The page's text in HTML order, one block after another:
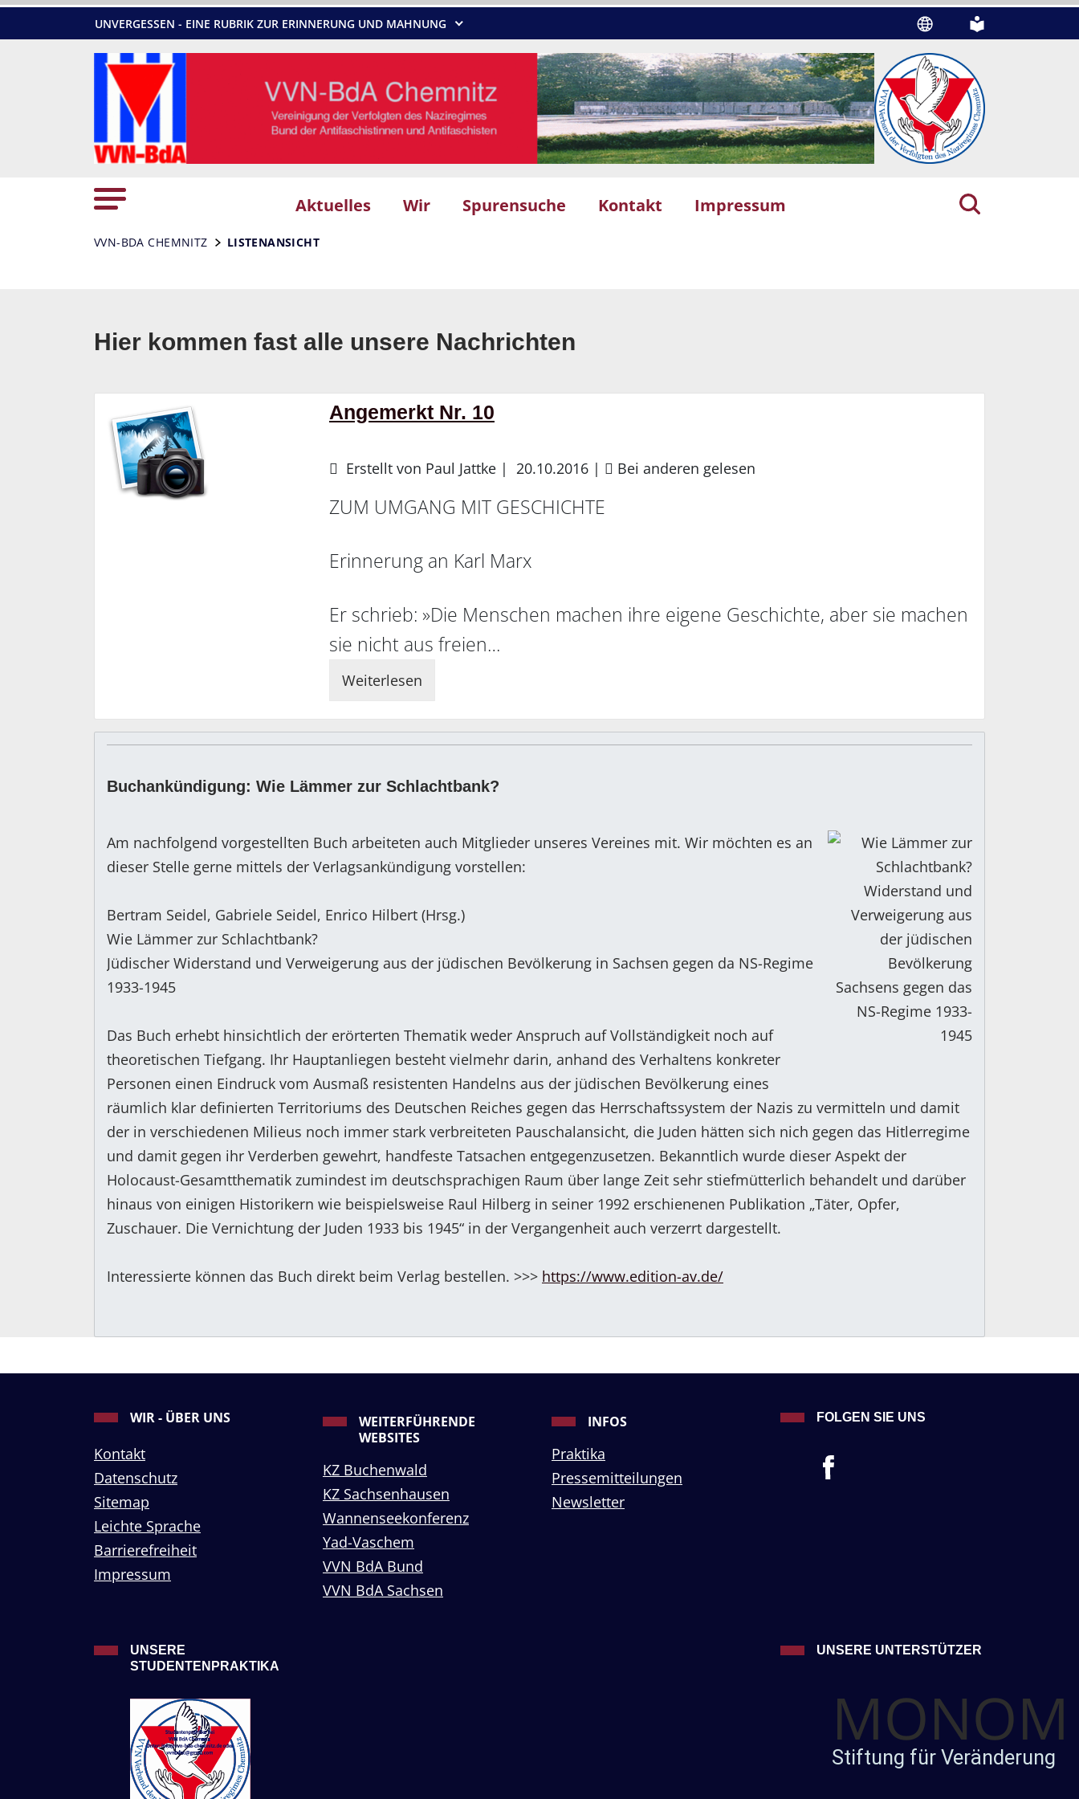
UNVERGESSEN - EINE RUBRIK ZUR ERINNERUNG UND MAHNUNG
Aktuelles Wir Spurensuche Kontakt Impressum
VVN-BDA CHEMNITZ LISTENANSICHT
Hier kommen fast alle unsere Nachrichten
Angemerkt Nr. 10
Erstellt von Paul Jattke | 20.10.2016 | Bei anderen gelesen
ZUM UMGANG MIT GESCHICHTE
Erinnerung an Karl Marx
Er schrieb: »Die Menschen machen ihre eigene Geschichte, aber sie machen
sie nicht aus freien…
Weiterlesen
Buchankündigung: Wie Lämmer zur Schlachtbank?
Am nachfolgend vorgestellten Buch arbeiteten auch Mitglieder unseres Vereines mit. Wir möchten es an
dieser Stelle gerne mittels der Verlagsankündigung vorstellen:
Bertram Seidel, Gabriele Seidel, Enrico Hilbert (Hrsg.)
Wie Lämmer zur Schlachtbank?
Jüdischer Widerstand und Verweigerung aus der jüdischen Bevölkerung in Sachsen gegen da NS-Regime
1933-1945
Das Buch erhebt hinsichtlich der erörterten Thematik weder Anspruch auf Vollständigkeit noch auf
theoretischen Tiefgang. Ihr Hauptanliegen besteht vielmehr darin, anhand des Verhaltens konkreter
Personen einen Eindruck vom Ausmaß resistenten Handelns aus der jüdischen Bevölkerung eines
räumlich klar definierten Territoriums des Deutschen Reiches gegen das Herrschaftssystem der Nazis zu vermitteln und damit
der in verschiedenen Milieus noch immer stark verbreiteten Pauschalansicht, die Juden hätten sich nich gegen das Hitlerregime
und damit gegen ihr Verderben gewehrt, handfeste Tatsachen entgegenzusetzen. Bekanntlich wurde dieser Aspekt der
Holocaust-Gesamtthematik zumindest im deutschsprachigen Raum über lange Zeit sehr stiefmütterlich behandelt und darüber
hinaus von einigen Historikern wie beispielsweise Raul Hilberg in seiner 1992 erschienenen Publikation „Täter, Opfer,
Zuschauer. Die Vernichtung der Juden 1933 bis 1945“ in der Vergangenheit auch verzerrt dargestellt.
Interessierte können das Buch direkt beim Verlag bestellen. >>> https://www.edition-av.de/
WIR - ÜBER UNS
Kontakt
Datenschutz
Sitemap
Leichte Sprache
Barrierefreiheit
Impressum
WEITERFÜHRENDE
WEBSITES
KZ Buchenwald
KZ Sachsenhausen
Wannenseekonferenz
Yad-Vaschem
VVN BdA Bund
VVN BdA Sachsen
INFOS
Praktika
Pressemitteilungen
Newsletter
FOLGEN SIE UNS
UNSERE
STUDENTENPRAKTIKA
UNSERE UNTERSTÜTZER
MONOM
Stiftung für Veränderung